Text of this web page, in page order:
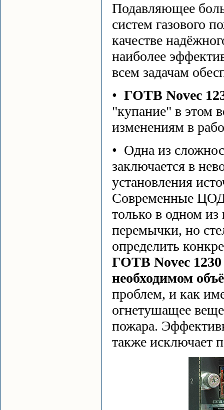
Подавляющее
систем газового
качестве
наиболее
всем задачам
• ГОТВ Novec
"купание" в этом
изменениям в
• Одна из
заключается в
установления
Современные
только в одном из
перемычки, но
определить
ГОТВ Novec
необходимом
проблем, и как
огнетушащее
пожара.
также исключает